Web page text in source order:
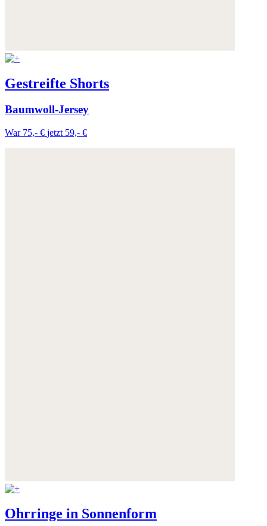
Gestreifte Shorts
Baumwoll-Jersey
War 75,- € jetzt 59,- €
Ohrringe in Sonnenform